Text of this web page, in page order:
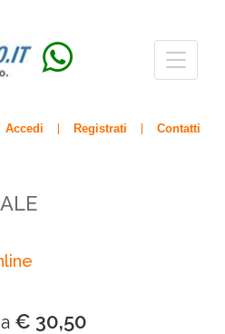
Menù
Accedi Registrati Contatti
€ 30,50